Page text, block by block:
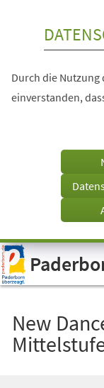
Visuelle
Assistenzsoftware
öffnen.
Durch die Nutzung
einverstanden,
New